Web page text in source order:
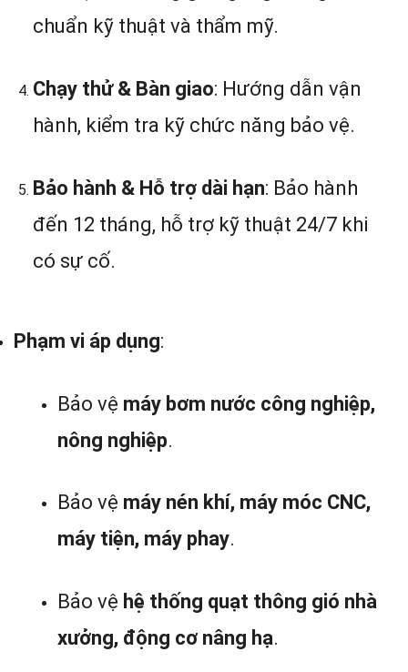
chuẩn kỹ thuật và thẩm mỹ.
Chạy thử & Bàn giao: Hướng dẫn vận
hành, kiểm tra kỹ chức năng bảo vệ.
Bảo hành & Hỗ trợ dài hạn: Bảo hành
đến 12 tháng, hỗ trợ kỹ thuật 24/7 khi
có sự cố.
Phạm vi áp dụng:
Bảo vệ máy bơm nước công nghiệp,
nông nghiệp.
Bảo vệ máy nén khí, máy móc CNC,
máy tiện, máy phay.
Bảo vệ hệ thống quạt thông gió nhà
xưởng, động cơ nâng hạ.